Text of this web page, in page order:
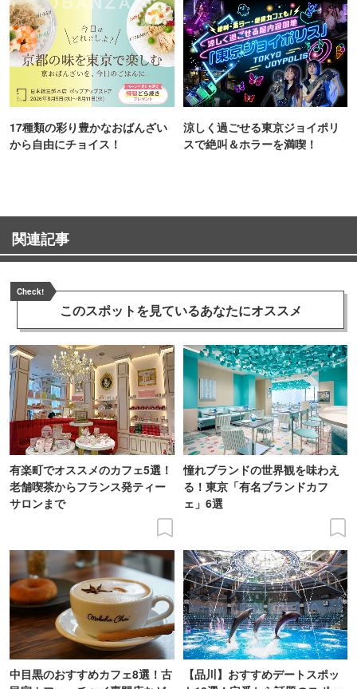
17種類の彩り豊かなおばんざい
から自由にチョイス！
涼しく過ごせる東京ジョイポリ
スで絶叫＆ホラーを満喫！
関連記事
Check!
このスポットを見ているあなたにオススメ
有楽町でオススメのカフェ5選！
老舗喫茶からフランス発ティー
サロンまで
憧れブランドの世界観を味わえ
る！東京「有名ブランドカフ
ェ」6選
中目黒のおすすめカフェ8選！古
【品川】おすすめデートスポッ